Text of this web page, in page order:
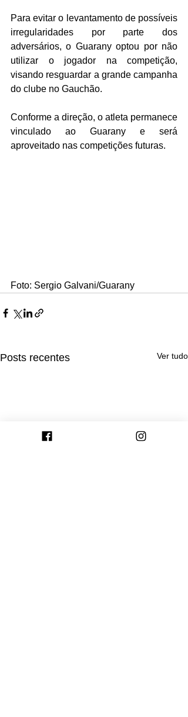
Para evitar o levantamento de possíveis
irregularidades por parte dos
adversários, o Guarany optou por não
utilizar o jogador na competição,
visando resguardar a grande campanha
do clube no Gauchão.
Conforme a direção, o atleta permanece
vinculado ao Guarany e será
aproveitado nas competições futuras.
Foto: Sergio Galvani/Guarany
Posts recentes Ver tudo